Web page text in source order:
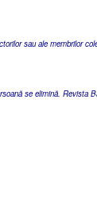
sau ale membrilor
se elimină. Revista